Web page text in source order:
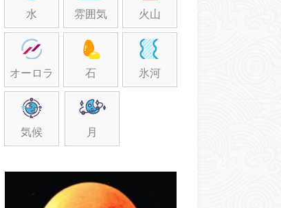
水 雰囲気 火山
オーロラ 石 氷河
気候 月